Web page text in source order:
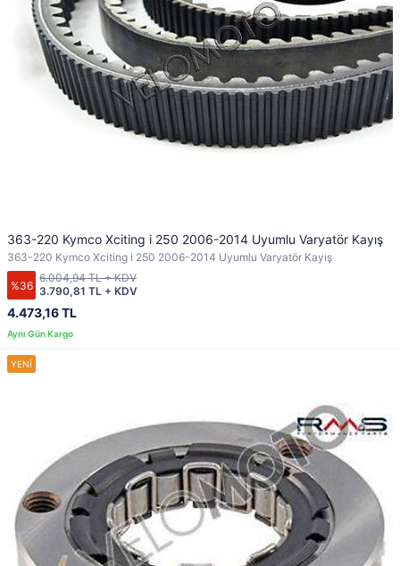
363-220 Kymco Xciting i 250 2006-2014 Uyumlu Varyatör Kayış
363-220 Kymco Xciting i 250 2006-2014 Uyumlu Varyatör Kayış
%36
4.473,16 TL
3.790,81 TL + KDV
6.004,94 TL + KDV